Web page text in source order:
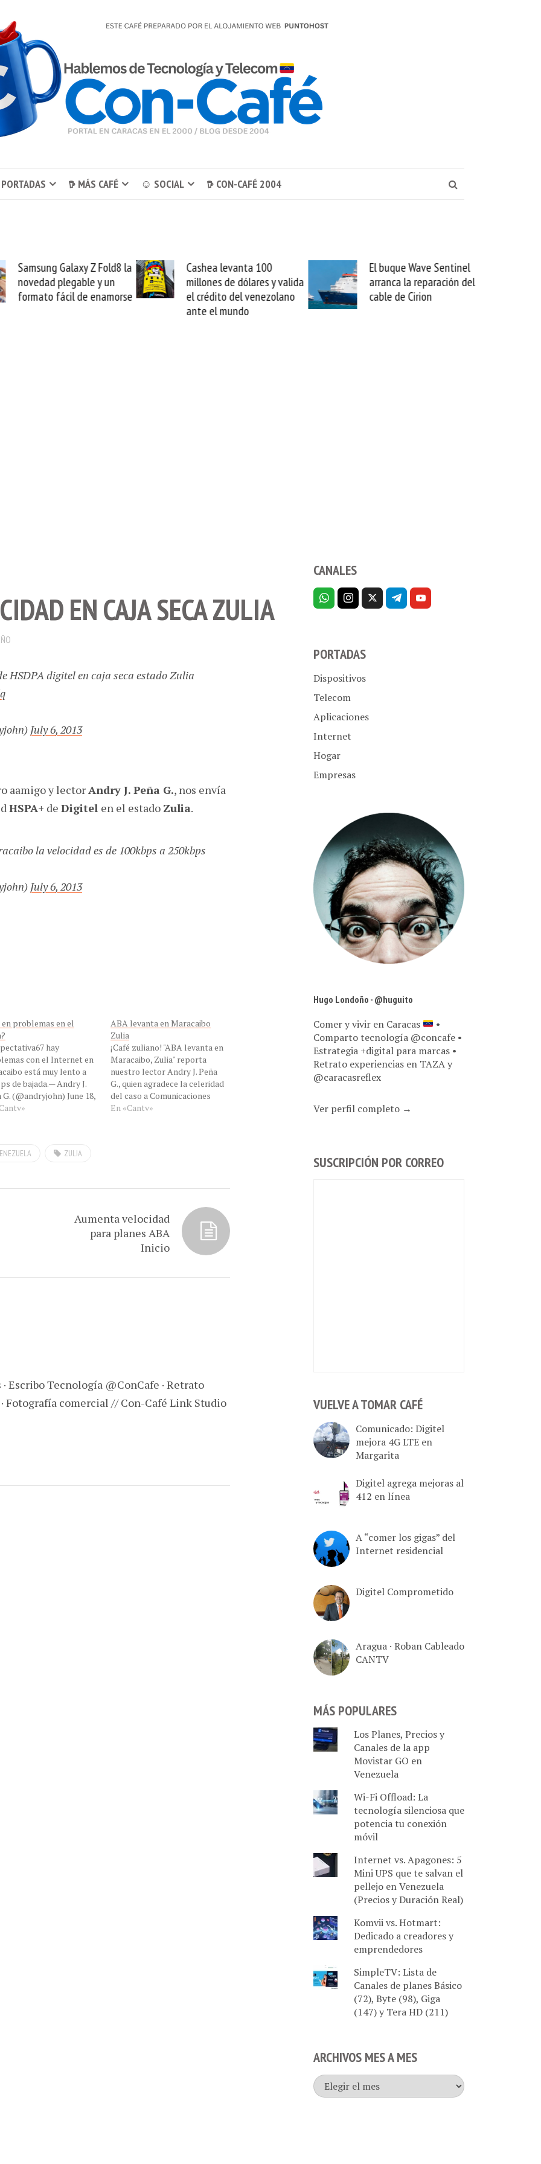
𖠚 MÁS CAFÉ ☺ SOCIAL 𖠚 CON-CAFÉ 2004
Samsung Galaxy Z Fold8 la
novedad plegable y un
formato fácil de enamorse
Cashea levanta 100
millones de dólares y valida
el crédito del venezolano
ante el mundo
El buque Wave Sentinel
arranca la reparación del
cable de Cirion
EN CAJA SECA ZULIA
HSDPA digitel en caja seca estado Zulia
July 6, 2013
aamigo y lectorAndry J. Peña G., nos envía
HSPA+ de Digitel en el estado Zulia.
la velocidad es de 100kbps a 250kbps
July 6, 2013
problemas en el
hay
con el Internet en
está muy lento a
de bajada.— Andry J.
G. (@andryjohn) June 18,
zuliano! "Hay
lector Andry Peña, ya
ABA levanta en Maracaibo
Zulia
¡Café zuliano! "ABA levanta en
Maracaibo, Zulia" reporta
nuestro lector Andry J. Peña
G., quien agradece la celeridad
del caso a Comunicaciones
Corporativas de CANTV.
En «Cantv»
ZULIA
Aumenta velocidad
para planes ABA
Inicio
Escribo Tecnología @ConCafe · Retrato
Fotografía comercial // Con-Café Link Studio
CANALES
PORTADAS
Dispositivos
Telecom
Aplicaciones
Internet
Hogar
Empresas
Hugo Londoño - @huguito
Comer y vivir en Caracas
•
Comparto tecnología @concafe •
Estrategia +digital para marcas •
Retrato experiencias en TAZA y
@caracasreflex
Ver perfil completo →
SUSCRIPCIÓN POR CORREO
VUELVE A TOMAR CAFÉ
Comunicado: Digitel
mejora 4G LTE en
Margarita
Digitel agrega mejoras al
412 en línea
A “comer los gigas” del
Internet residencial
Digitel Comprometido
Aragua · Roban Cableado
CANTV
MÁS POPULARES
Los Planes, Precios y
Canales de la app
Movistar GO en
Venezuela
Wi-Fi Offload: La
tecnología silenciosa que
potencia tu conexión
móvil
Internet vs. Apagones: 5
Mini UPS que te salvan el
pellejo en Venezuela
(Precios y Duración Real)
Komvii vs. Hotmart:
Dedicado a creadores y
emprendedores
SimpleTV: Lista de
Canales de planes Básico
(72), Byte (98), Giga
(147) y Tera HD (211)
ARCHIVOS MES A MES
Archivos
mes